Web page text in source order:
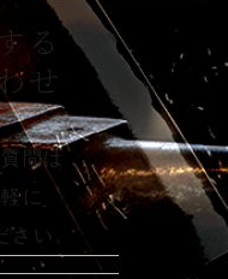
る
せ
問は
に
さい。